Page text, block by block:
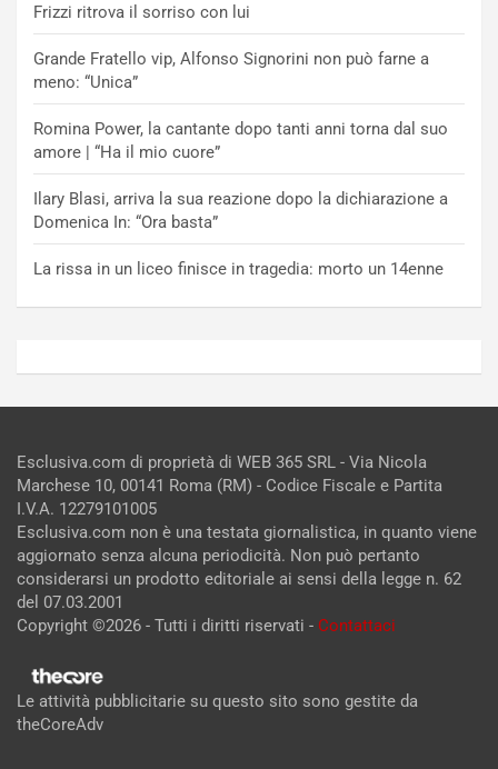
Frizzi ritrova il sorriso con lui
Grande Fratello vip, Alfonso Signorini non può farne a
meno: “Unica”
Romina Power, la cantante dopo tanti anni torna dal suo
amore | “Ha il mio cuore”
Ilary Blasi, arriva la sua reazione dopo la dichiarazione a
Domenica In: “Ora basta”
La rissa in un liceo finisce in tragedia: morto un 14enne
Esclusiva.com di proprietà di WEB 365 SRL - Via Nicola
Marchese 10, 00141 Roma (RM) - Codice Fiscale e Partita
I.V.A. 12279101005
Esclusiva.com non è una testata giornalistica, in quanto viene
aggiornato senza alcuna periodicità. Non può pertanto
considerarsi un prodotto editoriale ai sensi della legge n. 62
del 07.03.2001
Copyright ©2026 - Tutti i diritti riservati - Contattaci
Le attività pubblicitarie su questo sito sono gestite da
theCoreAdv